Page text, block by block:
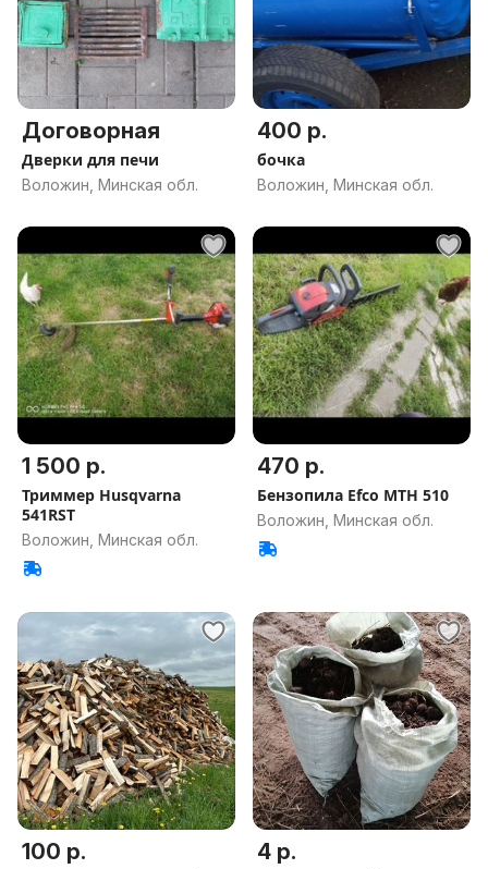
Договорная
Дверки для печи
Воложин, Минская обл.
400 р.
бочка
Воложин, Минская обл.
1 500 р.
Триммер Husqvarna
541RST
Воложин, Минская обл.
470 р.
Бензопила Efco MTH 510
Воложин, Минская обл.
100 р. 4 р.